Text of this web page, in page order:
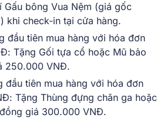
Gấu bông Vua Nệm (giá gốc
khi check-in tại cửa hàng.
đầu tiên mua hàng với hóa đơn
Tặng Gối tựa cổ hoặc Mũ bảo
250.000 VNĐ.
đầu tiên mua hàng với hóa đơn
Tặng Thùng đựng chăn ga hoặc
giá 300.000 VNĐ.